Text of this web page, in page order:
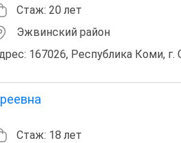
Стаж: 20 лет
Эжвинский район
167026, Республика Коми,
Стаж: 18 лет